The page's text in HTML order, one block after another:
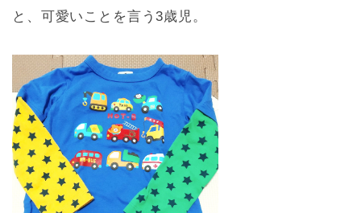
と、可愛いことを言う3歳児。